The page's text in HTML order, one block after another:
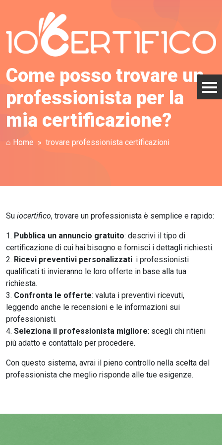
Come posso trovare un
professionista per la
mia certificazione?
⌂ Home trovare professionista certificazioni
Su iocertifico, trovare un professionista è semplice e rapido:
Pubblica un annuncio gratuito: descrivi il tipo di
certificazione di cui hai bisogno e fornisci i dettagli richiesti.
Ricevi preventivi personalizzati: i professionisti
qualificati ti invieranno le loro offerte in base alla tua
richiesta.
Confronta le offerte: valuta i preventivi ricevuti,
leggendo anche le recensioni e le informazioni sui
professionisti.
Seleziona il professionista migliore: scegli chi ritieni
più adatto e contattalo per procedere.
Con questo sistema, avrai il pieno controllo nella scelta del
professionista che meglio risponde alle tue esigenze.